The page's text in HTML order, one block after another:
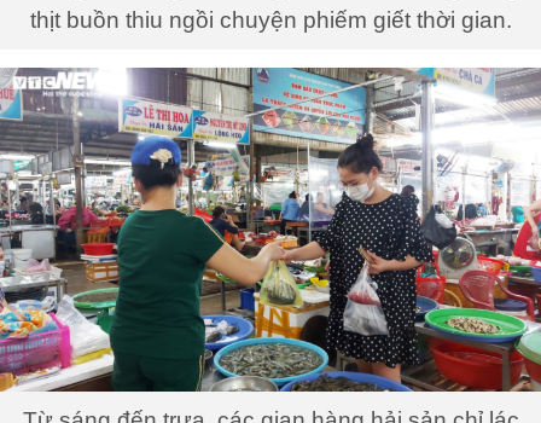
thịt buồn thiu ngồi chuyện phiếm giết thời gian.